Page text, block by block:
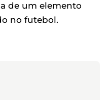
de um elemento
no futebol.